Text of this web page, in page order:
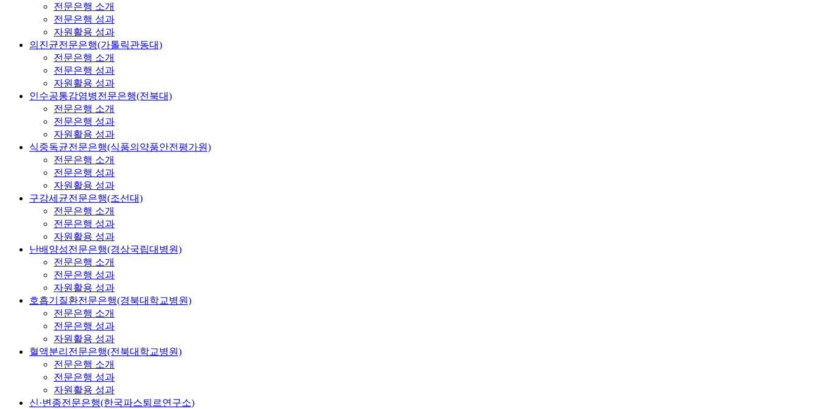
전문은행 소개
전문은행 성과
자원활용 성과
의진균전문은행(가톨릭관동대)
전문은행 소개
전문은행 성과
자원활용 성과
인수공통감염병전문은행(전북대)
전문은행 소개
전문은행 성과
자원활용 성과
식중독균전문은행(식품의약품안전평가원)
전문은행 소개
전문은행 성과
자원활용 성과
구강세균전문은행(조선대)
전문은행 소개
전문은행 성과
자원활용 성과
난배양성전문은행(경상국립대병원)
전문은행 소개
전문은행 성과
자원활용 성과
호흡기질환전문은행(경북대학교병원)
전문은행 소개
전문은행 성과
자원활용 성과
혈액분리전문은행(전북대학교병원)
전문은행 소개
전문은행 성과
자원활용 성과
신·변종전문은행(한국파스퇴르연구소)